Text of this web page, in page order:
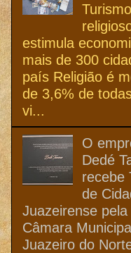
Turismo
estimula
mais de 300
país Religião é
de 3,6% de
vi...
O
Dedé
recebe
de
Juazeirense pela
Câmara
Juazeiro do